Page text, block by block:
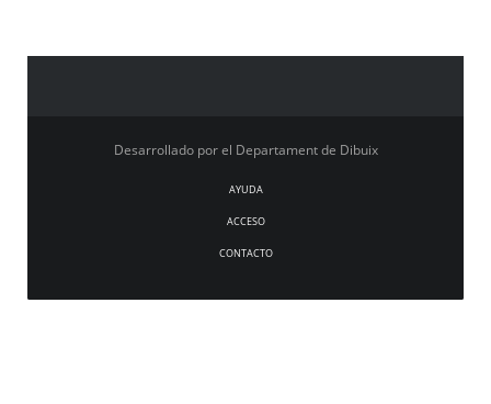
Desarrollado por el Departament de Dibuix
AYUDA
ACCESO
CONTACTO